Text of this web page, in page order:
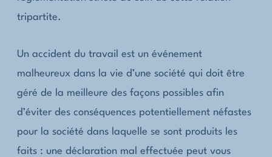
tripartite.
Un accident du travail est un événement
malheureux dans la vie d’une société qui doit être
géré de la meilleure des façons possibles afin
d’éviter des conséquences potentiellement néfastes
pour la société dans laquelle se sont produits les
faits : une déclaration mal effectuée peut vous